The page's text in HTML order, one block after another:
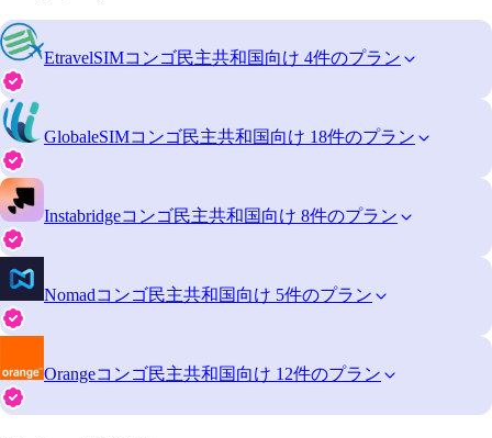
EtravelSIMコンゴ民主共和国向け 4件のプラン
GlobaleSIMコンゴ民主共和国向け 18件のプラン
Instabridgeコンゴ民主共和国向け 8件のプラン
Nomadコンゴ民主共和国向け 5件のプラン
Orangeコンゴ民主共和国向け 12件のプラン